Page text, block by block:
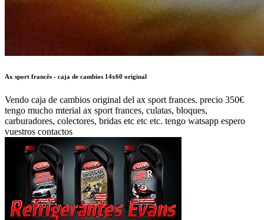
tengo mucho mterial ax sport frances, culatas, bloques,
carburadores, colectores, bridas etc etc etc. tengo watsapp espero
vuestros contactos